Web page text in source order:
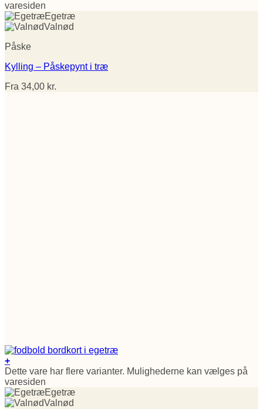
varesiden
Egetræ
Valnød
Påske
Kylling – Påskepynt i træ
Fra 34,00 kr.
+
Dette vare har flere varianter. Mulighederne kan vælges på
varesiden
Egetræ
Valnød